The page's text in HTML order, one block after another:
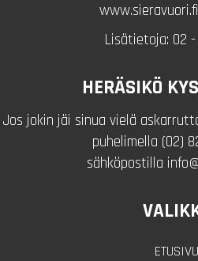
Lisätietoja: 02
HERÄSIKÖ
Jos jokin jäi sinua vielä
puhelimella (02)
sähköpostilla
ETUSIVU